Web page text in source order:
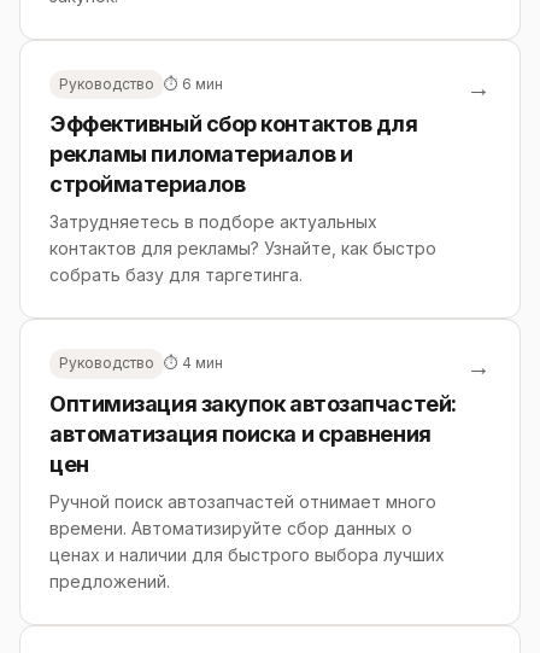
Руководство ⏱ 6 мин
Эффективный сбор контактов для
рекламы пиломатериалов и
стройматериалов
Затрудняетесь в подборе актуальных
контактов для рекламы? Узнайте, как быстро
собрать базу для таргетинга.
→
Руководство ⏱ 4 мин
Оптимизация закупок автозапчастей:
автоматизация поиска и сравнения
цен
Ручной поиск автозапчастей отнимает много
времени. Автоматизируйте сбор данных о
ценах и наличии для быстрого выбора лучших
предложений.
→